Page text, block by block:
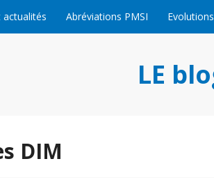
actualités Abréviations PMSI
LE
DIM